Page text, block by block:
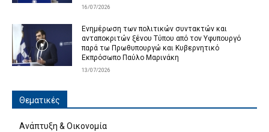
16/07/2026
Ενημέρωση των πολιτικών συντακτών και
ανταποκριτών ξένου Τύπου από τον Υφυπουργό
παρά τω Πρωθυπουργώ και Κυβερνητικό
Εκπρόσωπο Παύλο Μαρινάκη
13/07/2026
Θεματικές
Ανάπτυξη & Οικονομία